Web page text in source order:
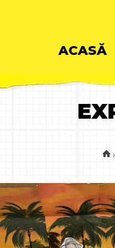
Skip
to
content
ACASĂ
›